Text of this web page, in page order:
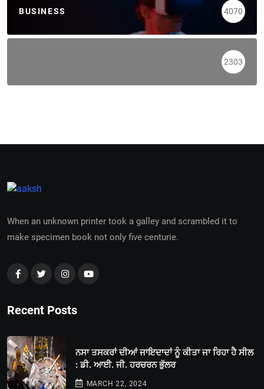
BUSINESS 4070
2303
When an unknown printer took a galley and scrambled it to
make specimen book not only five centurie.
Recent Posts
ਨਸਾ ਤਸਕਰਾਂ ਦੀਆਂ ਜਾਇਦਾਦਾਂ ਨੂੰ ਕੀਤਾ ਜਾ ਰਿਹਾ ਹੈ ਸੀਲ
: ਡੀ. ਆਈ. ਜੀ. ਹਰਚਰਨ ਭੁੱਲਰ
MARCH 22, 2024